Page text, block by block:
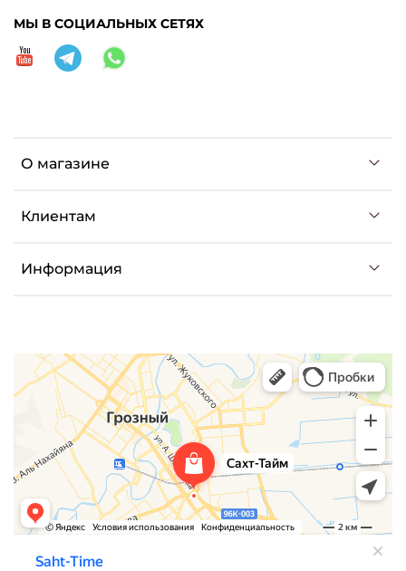
О магазине
Клиентам
Информация
МЫ В СОЦИАЛЬНЫХ СЕТЯХ